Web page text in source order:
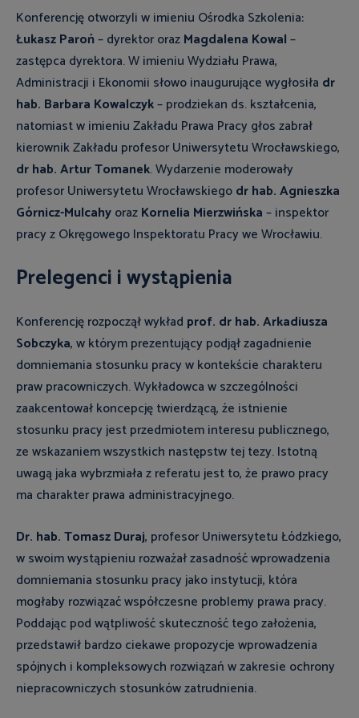
Konferencję otworzyli w imieniu Ośrodka Szkolenia:
Łukasz Paroń– dyrektor orazMagdalena Kowal–
zastępca dyrektora. W imieniu Wydziału Prawa,
Administracji i Ekonomii słowo inaugurujące wygłosiła dr
hab. Barbara Kowalczyk– prodziekan ds. kształcenia,
natomiast w imieniu Zakładu Prawa Pracy głos zabrał
kierownik Zakładu profesor Uniwersytetu Wrocławskiego,
dr hab. Artur Tomanek. Wydarzenie moderowały
profesor Uniwersytetu Wrocławskiegodr hab. Agnieszka
Górnicz-MulcahyorazKornelia Mierzwińska– inspektor
pracy z Okręgowego Inspektoratu Pracy we Wrocławiu.
Prelegenci i wystąpienia
Konferencję rozpoczął wykład prof. dr hab. Arkadiusza
Sobczyka, w którym prezentujący podjął zagadnienie
domniemania stosunku pracy w kontekście charakteru
praw pracowniczych. Wykładowca w szczególności
zaakcentował koncepcję twierdzącą, że istnienie
stosunku pracy jest przedmiotem interesu publicznego,
ze wskazaniem wszystkich następstw tej tezy. Istotną
uwagą jaka wybrzmiała z referatu jest to, że prawo pracy
ma charakter prawa administracyjnego.
Dr. hab. Tomasz Duraj, profesor Uniwersytetu Łódzkiego,
w swoim wystąpieniu rozważał zasadność wprowadzenia
domniemania stosunku pracy jako instytucji, która
mogłaby rozwiązać współczesne problemy prawa pracy.
Poddając pod wątpliwość skuteczność tego założenia,
przedstawił bardzo ciekawe propozycje wprowadzenia
spójnych i kompleksowych rozwiązań w zakresie ochrony
niepracowniczych stosunków zatrudnienia.